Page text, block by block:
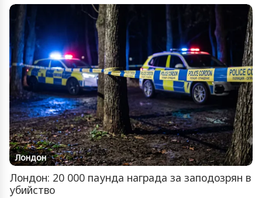
Лондон
Лондон: 20 000 паунда награда за заподозрян в
убийство